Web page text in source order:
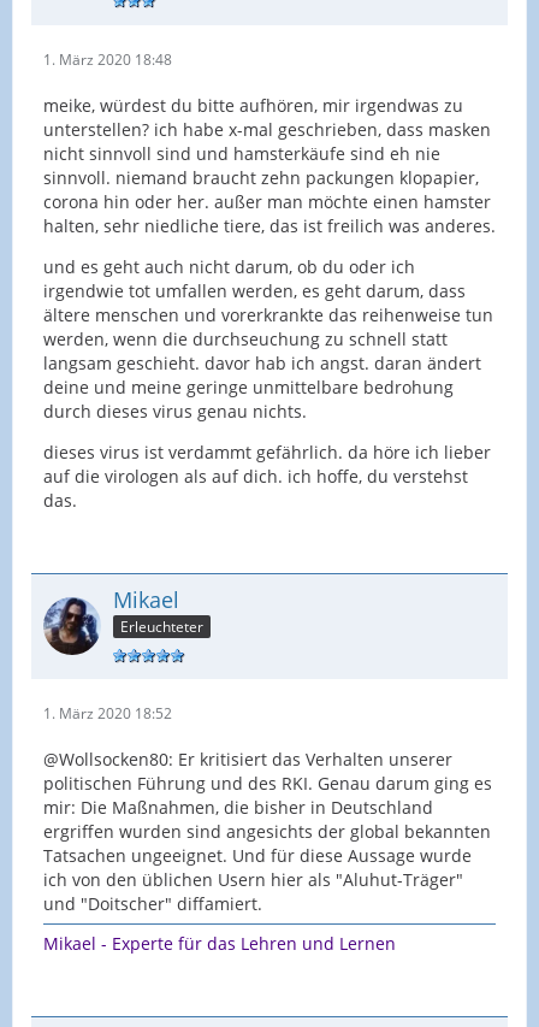
1. März 2020 18:48
meike, würdest du bitte aufhören, mir irgendwas zu
unterstellen? ich habe x-mal geschrieben, dass masken
nicht sinnvoll sind und hamsterkäufe sind eh nie
sinnvoll. niemand braucht zehn packungen klopapier,
corona hin oder her. außer man möchte einen hamster
halten, sehr niedliche tiere, das ist freilich was anderes.
und es geht auch nicht darum, ob du oder ich
irgendwie tot umfallen werden, es geht darum, dass
ältere menschen und vorerkrankte das reihenweise tun
werden, wenn die durchseuchung zu schnell statt
langsam geschieht. davor hab ich angst. daran ändert
deine und meine geringe unmittelbare bedrohung
durch dieses virus genau nichts.
dieses virus ist verdammt gefährlich. da höre ich lieber
auf die virologen als auf dich. ich hoffe, du verstehst
das.
Mikael
Erleuchteter
1. März 2020 18:52
@Wollsocken80: Er kritisiert das Verhalten unserer
politischen Führung und des RKI. Genau darum ging es
mir: Die Maßnahmen, die bisher in Deutschland
ergriffen wurden sind angesichts der global bekannten
Tatsachen ungeeignet. Und für diese Aussage wurde
ich von den üblichen Usern hier als "Aluhut-Träger"
und "Doitscher" diffamiert.
Mikael - Experte für das Lehren und Lernen